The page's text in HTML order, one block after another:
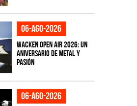
06-ago-2026
Wacken Open Air 2026: Un
aniversario de metal y
pasión
06-ago-2026